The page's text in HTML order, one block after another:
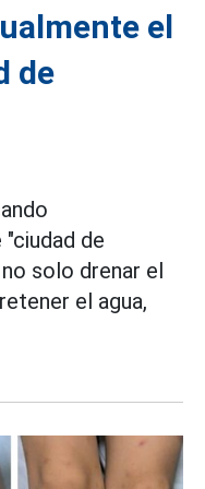
el
de
de
solo drenar el
el agua,